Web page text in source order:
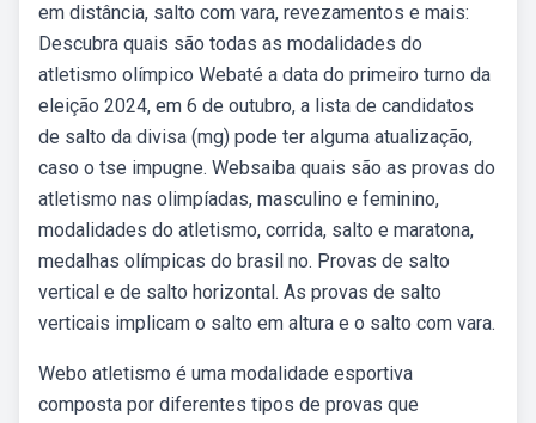
em distância, salto com vara, revezamentos e mais:
Descubra quais são todas as modalidades do
atletismo olímpico Webaté a data do primeiro turno da
eleição 2024, em 6 de outubro, a lista de candidatos
de salto da divisa (mg) pode ter alguma atualização,
caso o tse impugne. Websaiba quais são as provas do
atletismo nas olimpíadas, masculino e feminino,
modalidades do atletismo, corrida, salto e maratona,
medalhas olímpicas do brasil no. Provas de salto
vertical e de salto horizontal. As provas de salto
verticais implicam o salto em altura e o salto com vara.
Webo atletismo é uma modalidade esportiva
composta por diferentes tipos de provas que